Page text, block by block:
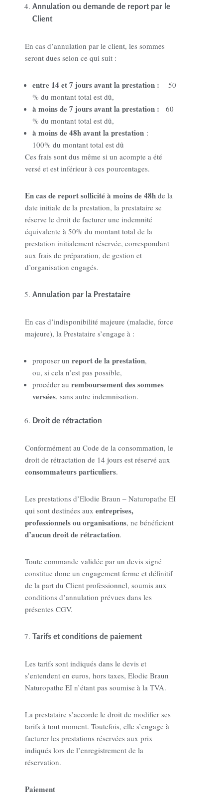
Annulation ou demande de report par le
Client
En cas d’annulation par le client, les sommes
seront dues selon ce qui suit :
entre 14 et 7 jours avant la prestation : 50
% du montant total est dû,
à moins de 7 jours avant la prestation : 60
% du montant total est dû,
à moins de 48h avant la prestation :
100% du montant total est dû
Ces frais sont dus même si un acompte a été
versé et est inférieur à ces pourcentages.
En cas de report sollicité à moins de 48h de la
date initiale de la prestation, la prestataire se
réserve le droit de facturer une indemnité
équivalente à 50% du montant total de la
prestation initialement réservée, correspondant
aux frais de préparation, de gestion et
d’organisation engagés.
Annulation par la Prestataire
En cas d’indisponibilité majeure (maladie, force
majeure), la Prestataire s’engage à :
proposer un report de la prestation,
ou, si cela n’est pas possible,
procéder au remboursement des sommes
versées, sans autre indemnisation.
Droit de rétractation
Conformément au Code de la consommation, le
droit de rétractation de 14 jours est réservé aux
consommateurs particuliers.
Les prestations d’Elodie Braun – Naturopathe EI
qui sont destinées aux entreprises,
professionnels ou organisations, ne bénéficient
d’aucun droit de rétractation.
Toute commande validée par un devis signé
constitue donc un engagement ferme et définitif
de la part du Client professionnel, soumis aux
conditions d’annulation prévues dans les
présentes CGV.
Tarifs et conditions de paiement
Les tarifs sont indiqués dans le devis et
s’entendent en euros, hors taxes, Elodie Braun
Naturopathe EI n’étant pas soumise à la TVA.
La prestataire s’accorde le droit de modifier ses
tarifs à tout moment. Toutefois, elle s’engage à
facturer les prestations réservées aux prix
indiqués lors de l’enregistrement de la
réservation.
Paiement